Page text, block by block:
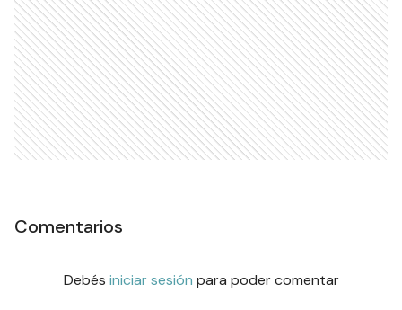
Comentarios
Debés iniciar sesión para poder comentar